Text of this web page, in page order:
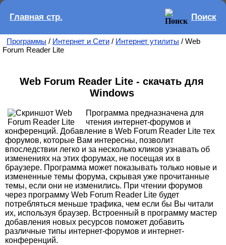
Главная стр. Поиск
Программы / Интернет и Сети / Интернет утилиты / Web
Forum Reader Lite
Web Forum Reader Lite - скачать для
Windows
Программа предназначена для
чтения интернет-форумов и
конференций. Добавление в Web Forum Reader Lite тех
форумов, которые Вам интересны, позволит
впоследствии легко и за несколько кликов узнавать об
изменениях на этих форумах, не посещая их в
браузере. Программа может показывать только новые и
измененные темы форума, скрывая уже прочитанные
темы, если они не изменились. При чтении форумов
через программу Web Forum Reader Lite будет
потребляться меньше трафика, чем если бы Вы читали
их, используя браузер. Встроенный в программу мастер
добавления новых ресурсов поможет добавить
различные типы интернет-форумов и интернет-
конференций.